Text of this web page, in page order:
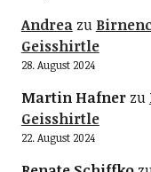
Andreazu
Geisshirtle
28. August 2024
Martin Hafnerzu
Geisshirtle
22. August 2024